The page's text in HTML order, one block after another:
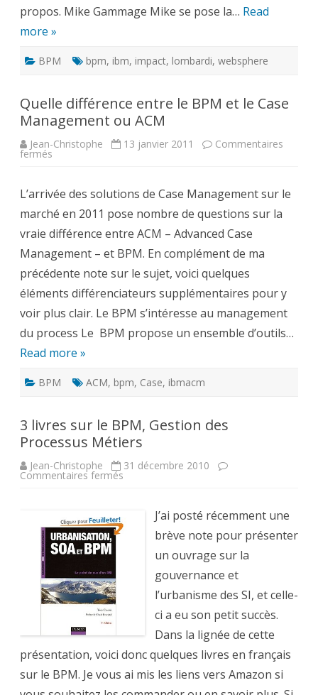
propos. Mike Gammage Mike se pose la… Read
more »
BPM bpm, ibm, impact, lombardi, websphere
Quelle différence entre le BPM et le Case
Management ou ACM
Jean-Christophe 13 janvier 2011 Commentaires
fermés
le
BPM
et
le
Case
Management
ou
ACM
L’arrivée des solutions de Case Management sur le
marché en 2011 pose nombre de questions sur la
vraie différence entre ACM – Advanced Case
Management – et BPM. En complément de ma
précédente note sur le sujet, voici quelques
éléments différenciateurs supplémentaires pour y
voir plus clair. Le BPM s’intéresse au management
du process Le BPM propose un ensemble d’outils…
Read more »
BPM ACM, bpm, Case, ibmacm
3 livres sur le BPM, Gestion des
Processus Métiers
Jean-Christophe 31 décembre 2010
Commentaires fermés
BPM,
Gestion
Processus
Métiers
J’ai posté récemment une
brève note pour présenter
un ouvrage sur la
gouvernance et
l’urbanisme des SI, et celle-
ci a eu son petit succès.
Dans la lignée de cette
présentation, voici donc quelques livres en français
sur le BPM. Je vous ai mis les liens vers Amazon si